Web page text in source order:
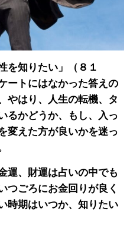
を知りたい」（８１
ートにはなかった答えの
やはり、人生の転機、タ
るかどうか、もし、入っ
変えた方が良いかを迷っ
運、財運は占いの中でも
つごろにお金回りが良く
時期はいつか、知りたい